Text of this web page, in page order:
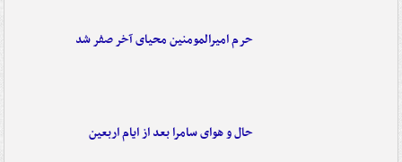
حرم امیرالمومنین محیای آخر صفر شد
حال و هوای سامرا بعد از ایام اربعین